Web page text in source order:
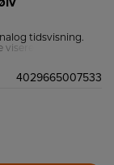
tidsvisning.
er
4029665007533